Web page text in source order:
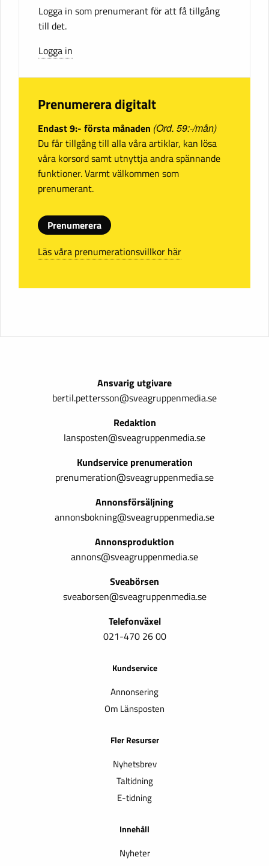
Logga in som prenumerant för att få tillgång
till det.
Logga in
Prenumerera digitalt
Endast 9:- första månaden (Ord. 59:-/mån)
Du får tillgång till alla våra artiklar, kan lösa
våra korsord samt utnyttja andra spännande
funktioner. Varmt välkommen som
prenumerant.
Prenumerera
Läs våra prenumerationsvillkor här
Ansvarig utgivare
bertil.pettersson@sveagruppenmedia.se
Redaktion
lansposten@sveagruppenmedia.se
Kundservice prenumeration
prenumeration@sveagruppenmedia.se
Annonsförsäljning
annonsbokning@sveagruppenmedia.se
Annonsproduktion
annons@sveagruppenmedia.se
Sveabörsen
sveaborsen@sveagruppenmedia.se
Telefonväxel
021-470 26 00
Kundservice
Annonsering
Om Länsposten
Fler Resurser
Nyhetsbrev
Taltidning
E-tidning
Innehåll
Nyheter